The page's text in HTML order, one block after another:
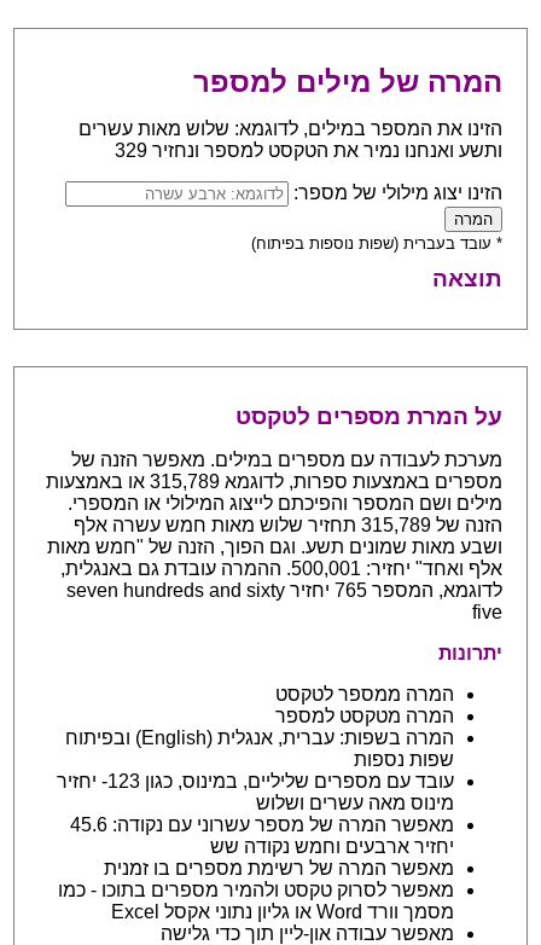
המרה של מילים למספר
הזינו את המספר במילים, לדוגמא: שלוש מאות עשרים
ותשע ואנחנו נמיר את הטקסט למספר ונחזיר 329
הזינו יצוג מילולי של מספר:
* עובד בעברית (שפות נוספות בפיתוח)
תוצאה
על המרת מספרים לטקסט
מערכת לעבודה עם מספרים במילים. מאפשר הזנה של
מספרים באמצעות ספרות, לדוגמא 315,789 או באמצעות
מילים ושם המספר והפיכתם לייצוג המילולי או המספרי.
הזנה של 315,789 תחזיר שלוש מאות חמש עשרה אלף
ושבע מאות שמונים תשע. וגם הפוך, הזנה של "חמש מאות
אלף ואחד" יחזיר: 500,001. ההמרה עובדת גם באנגלית,
לדוגמא, המספר 765 יחזיר seven hundreds and sixty
five
יתרונות
המרה ממספר לטקסט
המרה מטקסט למספר
המרה בשפות: עברית, אנגלית (English) ובפיתוח
שפות נספות
עובד עם מספרים שליליים, במינוס, כגון 123- יחזיר
מינוס מאה עשרים ושלוש
מאפשר המרה של מספר עשרוני עם נקודה: 45.6
יחזיר ארבעים וחמש נקודה שש
מאפשר המרה של רשימת מספרים בו זמנית
מאפשר לסרוק טקסט ולהמיר מספרים בתוכו - כמו
מסמך וורד Word או גליון נתוני אקסל Excel
מאפשר עבודה און-ליין תוך כדי גלישה